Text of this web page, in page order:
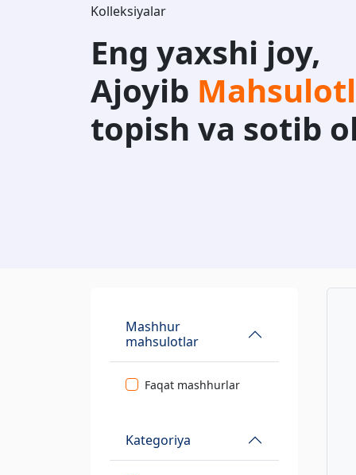
Kolleksiyalar
Eng yaxshi joy,
Ajoyib
topish va sotib
Mashhur
mahsulotlar
Faqat mashhurlar
Kategoriya